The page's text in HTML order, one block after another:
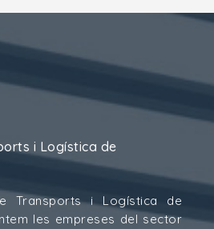
i Logística de
Transports i Logística de
les empreses del sector